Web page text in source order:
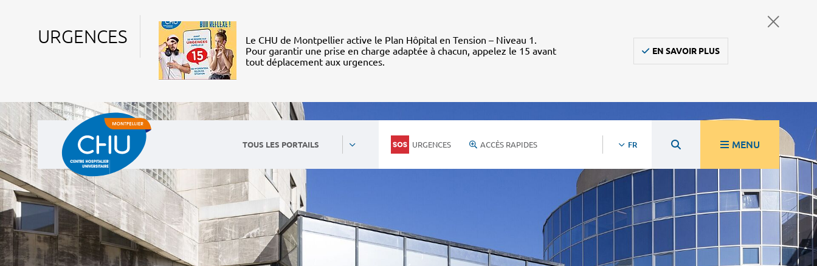
URGENCES
Le CHU de Montpellier active le Plan Hôpital en Tension – Niveau 1.
Pour garantir une prise en charge adaptée à chacun, appelez le 15 avant
tout déplacement aux urgences.
EN SAVOIR PLUS
TOUS LES PORTAILS URGENCES ACCÈS RAPIDES FR MENU